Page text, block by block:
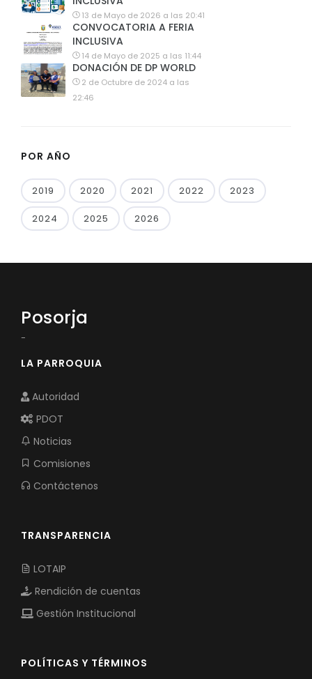
13 de Mayo de 2026 a las 20:41
CONVOCATORIA A FERIA
INCLUSIVA
14 de Mayo de 2025 a las 11:44
DONACIÓN DE DP WORLD
2 de Octubre de 2024 a las
22:46
POR AÑO
2019 2020 2021 2022 2023
2024 2025 2026
Posorja
-
LA PARROQUIA
Autoridad
PDOT
Noticias
Comisiones
Contáctenos
TRANSPARENCIA
LOTAIP
Rendición de cuentas
Gestión Institucional
POLÍTICAS Y TÉRMINOS